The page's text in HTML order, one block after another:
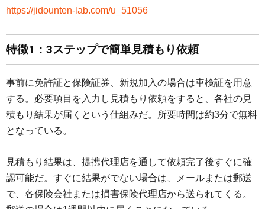
https://jidounten-lab.com/u_51056
特徴1：3ステップで簡単見積もり依頼
事前に免許証と保険証券、新規加入の場合は車検証を用意
する。必要項目を入力し見積もり依頼をすると、各社の見
積もり結果が届くという仕組みだ。所要時間は約3分で無料
となっている。
見積もり結果は、提携代理店を通して依頼完了後すぐに確
認可能だ。すぐに結果がでない場合は、メールまたは郵送
で、各保険会社または損害保険代理店から送られてくる。